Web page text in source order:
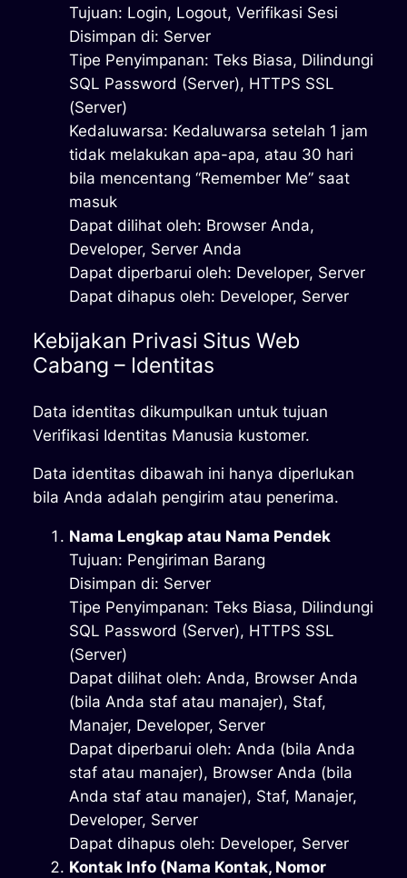
Tujuan: Login, Logout, Verifikasi Sesi
Disimpan di: Server
Tipe Penyimpanan: Teks Biasa, Dilindungi
SQL Password (Server), HTTPS SSL
(Server)
Kedaluwarsa: Kedaluwarsa setelah 1 jam
tidak melakukan apa-apa, atau 30 hari
bila mencentang “Remember Me” saat
masuk
Dapat dilihat oleh: Browser Anda,
Developer, Server Anda
Dapat diperbarui oleh: Developer, Server
Dapat dihapus oleh: Developer, Server
Kebijakan Privasi Situs Web
Cabang – Identitas
Data identitas dikumpulkan untuk tujuan
Verifikasi Identitas Manusia kustomer.
Data identitas dibawah ini hanya diperlukan
bila Anda adalah pengirim atau penerima.
Nama Lengkap atau Nama Pendek
Tujuan: Pengiriman Barang
Disimpan di: Server
Tipe Penyimpanan: Teks Biasa, Dilindungi
SQL Password (Server), HTTPS SSL
(Server)
Dapat dilihat oleh: Anda, Browser Anda
(bila Anda staf atau manajer), Staf,
Manajer, Developer, Server
Dapat diperbarui oleh: Anda (bila Anda
staf atau manajer), Browser Anda (bila
Anda staf atau manajer), Staf, Manajer,
Developer, Server
Dapat dihapus oleh: Developer, Server
Kontak Info (Nama Kontak, Nomor